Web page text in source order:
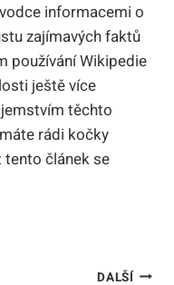
informacemi o
zajímavých faktů
používání Wikipedie
ještě více
těchto
rádi kočky
tento článek se
DALŠÍ